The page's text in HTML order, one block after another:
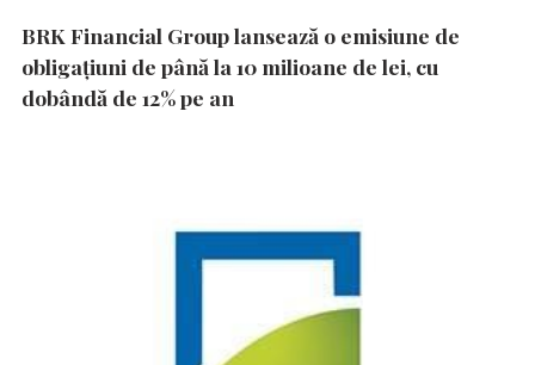
BRK Financial Group lansează o emisiune de
obligațiuni de până la 10 milioane de lei, cu
dobândă de 12% pe an